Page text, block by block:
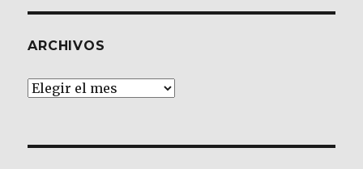
ARCHIVOS
Archivos